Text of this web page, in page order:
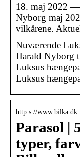
18. maj 2022 —
Nyborg maj
vilkårene.
Nuværende
Harald Nyborg
Luksus
Luksus
http s://www.bilka.dk
Parasol |
typer,